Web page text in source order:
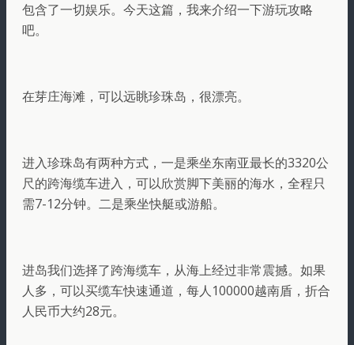
包含了一切娱乐。今天这篇，我来介绍一下游玩攻略
吧。
在芽庄海滩，可以远眺珍珠岛，很漂亮。
进入珍珠岛有两种方式，一是乘坐东南亚最长的3320公
尺的跨海缆车进入，可以欣赏脚下美丽的海水，全程只
需7-12分钟。二是乘坐快艇或游船。
进岛我们选择了跨海缆车，从海上经过非常震撼。如果
人多，可以买缆车快速通道，每人100000越南盾，折合
人民币大约28元。